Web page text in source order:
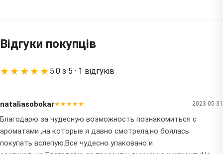
Відгуки покупців
★★★★★ 5.0 з 5 · 1 відгуків
nataliasobokar★★★★★ 2023-05-31
Благодарю за чудесную возможность познакомиться с
ароматами ,на которые я давно смотрела,но боялась
покупать вслепую.Все чудесно упаковано и